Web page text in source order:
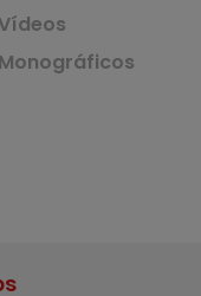
Monográficos